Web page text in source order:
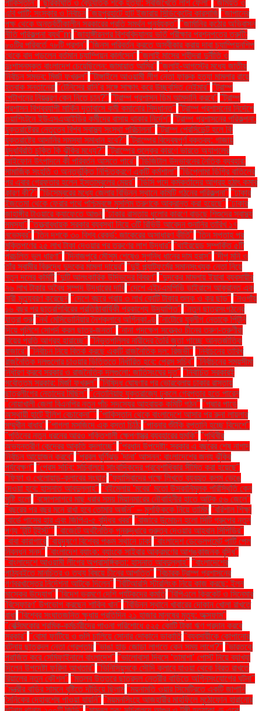
পাকিস্তান" "ছুরিকাঘাত ও বৈদ্যুতিক শকে হত্যা: সবজিখেতে লাশ ফেলা" "জমিয়ত ও
এবি পার্টি: সংস্কার ও নির্বাচন "জয়পুরহাটে হাট ইজারায় সিন্ডিকেটের কারসাজি "জাপানের
পক্ষ থেকে অন্তর্বর্তীকালীন সরকারের প্রতি সমর্থন পুনর্ব্যক্ত" "জার্মানির কঠোর অভিবাসন
নীতি পরিকল্পনা ব্যর্থ"m "জাহাঙ্গীরনগর বিশ্ববিদ্যালয় ভর্তি পরীক্ষার প্রশ্নপত্রে ত্রুটি:
৮০টির পরিবর্তে ৭৮টি প্রশ্ন" "জিনস পরিবর্তন করতে অস্বীকার করায় দাবা চ্যাম্পিয়নশিপ
থেকে বাদ পড়লেন বর্তমান চ্যাম্পিয়ন কার্লসেন" "জুলাই মাসের শহীদরা দুর্নীতি ও
দুঃশাসনমুক্ত বাংলাদেশ চেয়েছিলেন: জামায়াত আমির" "জুলাই-আগস্টের মধ্যে জাতীয়
নির্বাচন সম্ভব: মির্জা ফখরুল" "টাঙ্গাইলে আওয়ামী লীগ নেতা ফারুক হত্যা মামলার রায়ে
হতবাক সন্তানেরা "টেনিসের রানি’র সঙ্গে সাক্ষাৎ করে উচ্ছ্বসিত নেইমার" "ট্রাম্প
পেন্টাগনের নিয়ন্ত্রণ কেন নিতে চান?" "ট্রাম্প প্রশাসন ডিম আমদানি করবে" "ট্রাম্প
প্রশাসন বিশ্বব্যাপী মার্কিন দূতাবাসে কর্মী কমানোর সিদ্ধান্ত" "ট্রাম্প প্রশাসনের নির্দেশে
ওয়াশিংটনে ইউএসএআইডির কর্মীদের বাসায় থাকার নির্দেশ" "ট্রাম্প প্রশাসনের পরিকল্পনা:
যুক্তরাষ্ট্রের নেতৃত্বে বিশ্ব স্বাস্থ্য সংস্থা পরিচালনা" "ট্রাম্প প্রেসিডেন্ট হলে কি
যুক্তরাষ্ট্রে আদানির সমস্যা সমাধান হবে?" "ট্রাম্পের বিদ্বেষপূর্ণ বক্তব্য: গাজায়
যুদ্ধবিরতি চুক্তি কি ঝুঁকির মধ্যে?" "ট্রাম্পের শুল্কের কারণে ভারতে অ্যাপলের
আইফোন উৎপাদনে কী পরিবর্তন আসতে পারে" "ডিজিটাল উদ্ভাবনের নৈতিক ব্যবহার:
সামাজিক সংহতি ও অন্তর্ভুক্তি নিশ্চিতকরণে একটি কর্মশালা" "ডিপ্লোমা ডিগ্রি বাতিলের
পর এবার গ্রেফতার হলেন ইস্তাম্বুলের মেয়র" "ডিসি পদে কর্মকর্তাদের আগ্রহ হঠাৎ কমার
কারণ কী?" "ডিসেম্বরের মধ্যে জেলার বিভিন্ন স্থানে কমিটি গঠনের পরিকল্পনা" "ঢাকার
ইজতেমা থেকে ফেরার পথে পশ্চিমবঙ্গে মুসলিম তরুণকে আক্রান্ত করা হয়েছে" "ঢাকার
জাহাঙ্গীর টাওয়ারে ক্যাফেতে আগুন "ঢাকার রাস্তায় ধুলোর কারণে বাড়ছে শিশুদের স্বাস্থ্য
সমস্যা" "তত্ত্বাবধায়ক সরকার ব্যবস্থা নিয়ে ৩টি রিভিউ আবেদন শুনানির তারিখ ১৭
নভেম্বর" "তিন দশকে ৩০ বিশ্ব রেকর্ড: জাকেরের অসাধারণ কীর্তি" "তিন সপ্তাহ পর
মুক্তিপণের ২৫ লাখ টাকা দেওয়ার পর তরুণের লাশ উদ্ধার" "থাইরয়েড সম্পর্কিত ৫টি
প্রচলিত ভুল ধারণা" "দিনাজপুরে মৌসুম শেষেও সুগন্ধি ধানের দাম হ্রাস" "দীপু মনি ও
তাঁর স্বামীর বিরুদ্ধে দুদকের মামলা দায়ের" "দুই প্ল্যাটফর্মের সমানসংখ্যক নেতা নিয়ে
নতুন দলের কমিটি "দুটি আলংকারিক উদ্ভিদের বিবরণ" "দুদকের মামলায় ইয়াবা ব্যবসায়ীর
৭৬ লাখ টাকার অবৈধ সম্পদ উদ্ধারের দাবি "দেশে এইচএমপিভি ভাইরাসে আক্রান্ত এক
নারী মৃত্যুবরণ করেছেন "দেশে বছরে প্রায় ৩ লাখ কোটি টাকার শুল্ক ও কর ছাড়" "নওগাঁয়
১৬ বছর পর ছাত্রশিবিরের প্রতিষ্ঠাবার্ষিকী প্রকাশ্যে উদযাপিত" "নতুন ছাত্রসংগঠনের
যাত্রা শুরু "নর্থ মেসিডোনিয়ার নৈশক্লাবে অগ্নিকাণ্ড "নাটোরে যুবলীগ নেতাকে পিটুনি
দিয়ে পুলিশে সোপর্দ করল ছাত্র-জনতা" "নানা পদক্ষেপ সত্ত্বেও চীনের তরুণ-তরুণীরা
বিয়ের প্রতি আগ্রহ হারাচ্ছে" "নিভৃতপল্লির নারীদের তৈরি জুতা পাচ্ছে আন্তর্জাতিক
বাজারে" "নির্বাচন নিয়ে বিতর্ক করছে একটি রাজনৈতিক দল: রিজভী" "নির্বাচনের তারিখ
রাজনৈতিক দলগুলোর চাওয়ার ভিত্তিতে নির্ধারিত হবে: প্রেস সচিব" "নির্বাচনের সময়সীমা
নির্ধারণ করবে সরকার ও রাজনৈতিক দলগুলো: জাতিসংঘের দূত" "নির্বাচিত সরকারই
সর্বোত্তম সরকার: মির্জা ফখরুল" "নিষিদ্ধ ঘোষণার পর ভোরবেলায় ঢাকার রাস্তায়
ছাত্রলীগের নেতাদের মিছিল" "নেতানিয়াহু যুক্তরাজ্যে ঢুকলে গ্রেপ্তার হতে পারেন
"নোয়াখালী জেলা বিএনপির নতুন পাঁচ সদস্যের আহ্বায়ক কমিটি গঠন" "পদ্মার পাড়ে
অস্থায়ী হাটে ইলিশ বেচাকেনা"'' "পাকিস্তান থেকে বাংলাদেশে আসার পর রুনা লায়লার
সম্মুখীন বাধার" "পাগলা মসজিদে এক বস্তা চিঠি: "পাবনার শুঁটকি রপ্তানি হচ্ছে বিদেশে"
"পুতিনের নতুন ধরনের আরও শক্তিশালী ক্ষেপণাস্ত্র ব্যবহারের হুমকি" "পৃথিবীর
অভ্যন্তরীণ কেন্দ্রের আকৃতি বদলাচ্ছে" "প্রধান উপদেষ্টা: সরকার এ বছরের শেষ নাগাদ
নির্বাচন আয়োজন করবে" "প্রবল ঘূর্ণিঝড় 'দানা' আসন্ন: বাংলাদেশের জন্য ঝুঁকির
পর্যবেক্ষণ" "প্রেস সচিব: সচিবালয়ে সাংবাদিকদের প্রবেশাধিকার সীমিত করা হয়েছে"
"ফিফা ও খেলোয়াড়-ক্লাবের সংঘাত "ফ্যাসিবাদের পক্ষে লিখতে ব্যবহৃত কলম ভেঙে
দেওয়া হবে: হাসনাত আবদুল্লাহ" "বইমেলায় ‘মবের’ মতো উসকানিমূলক পরিস্থিতি কেন
সৃষ্টি হলো "বঙ্গোপসাগরে মাছ ধরার সময় মিয়ানমারের নৌবাহিনীর হাতে আটক ৫৬ জেলে"
"বছরের পর বছর মনে রাখা হবে তোমার অর্জন" – মুশফিককে নিয়ে তামিম "বরিশাল শিক্ষা
বোর্ডে পাসের হার এবং জিপিএ-৫ বৃদ্ধির খবর" "বাজারে উন্মোচন হলো সিটি গ্রুপের নতুন
পণ্য ‘টুটি টুইস্ট’" "বাজেটে অর্থনৈতিক পুনরুদ্ধারে গুরুত্ব দেওয়ার আহ্বান সিপিডির"
"বাবা কারাগারে "বায়ুদূষণে বিশ্বের পঞ্চম স্থানে ঢাকা "বাংলাদেশ ডেভেলপমেন্ট পার্টি পেল
নিবন্ধন সনদ" "বাংলাদেশ ব্যাংক: ব্যাংকে সাইবার আক্রমণের আশঙ্কাজনক বৃদ্ধি"
"বাংলাদেশে আওয়ামী লীগের অপ্রাসঙ্গিকতা: হাসনাত আবদুল্লাহ" "বাংলাদেশের
পাঠ্যবইতে মানচিত্র ও তথ্য বিষয়ে চীনের আপত্তি" "বিচারক ট্রাম্প প্রশাসনের
গণবরখাস্তের নির্দেশনা আটকে দিলেন" "বিটিআরসি স্টারলিংক নিয়ে কাজ করছে: ইলন
মাস্কের উদ্যোগ" "বিদেশ ভ্রমণে দেশি পর্যটকদের কমতি "বিপিএলে ক্রিকেট ও সিনেমার
'বিস্ফোরণ' উপভোগ করছেন শাকিব খান" "বিভিন্ন স্থানে খাবারের দোকান খোলা রাখতে
বাধা "বিশ্বের সংঘাতজনিত ক্ষুধায় প্রতিদিন ২১ হাজার মানুষের মৃত্যু: অক্সফাম"
"বেক্সিমকোর শ্রমিক-কর্মচারীদের পাওনা পরিশোধে ৫২৫ কোটি টাকা ঋণ প্রদান করবে
সরকার" "বোমা ফাটিয়ে ও গুলি চালিয়ে সোনার দোকানে ডাকাতি "ব্যবসায়ীকে কোপানোর
ঘটনায় ছাত্রদল নেতা গ্রেপ্তার "ভাঙা হাড় জোড়া লাগতে কেন সময় লাগে?" "ভারতকে
পরাজিত করে সেমিফাইনালে বাংলাদেশ" "ভালোবাসা দিবসে ‘তামাশা’ পোস্ট নিয়ে ব্যাখ্যা
দিলেন উপদেষ্টা ফরিদা আখতার" "ভিনিসিয়ুসকে সৌদি ক্লাবে যাওয়া থেকে বিরত রাখতে
রিয়ালের নতুন কৌশল" "মতলব উত্তরে ছাত্রদল নেত্রীর বাড়িতে অগ্নিসংযোগের ঘটনা"
"মন্ত্রীর বাড়ির সামনে বৃষ্টিতে দাঁড়িয়ে ছিলাম "ময়নামতি ওয়ার সিমেট্রিতে একটি জাপানি
সৈনিকের দেহাবশেষ পাওয়া যায়নি" "ময়মনসিংহে আজহারীর মাহফিলে মুঠোফোন হারানোর